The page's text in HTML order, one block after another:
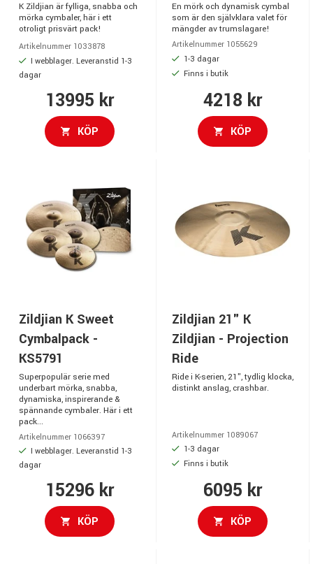
K Zildjian är fylliga, snabba och
mörka cymbaler, här i ett
otroligt prisvärt pack!
Artikelnummer 1033878
I webblager. Leveranstid 1-3
dagar
13995 kr
KÖP
En mörk och dynamisk cymbal
som är den självklara valet för
mängder av trumslagare!
Artikelnummer 1055629
1-3 dagar
Finns i butik
4218 kr
KÖP
Zildjian K Sweet
Cymbalpack -
KS5791
Superpopulär serie med
underbart mörka, snabba,
dynamiska, inspirerande &
spännande cymbaler. Här i ett
pack...
Artikelnummer 1066397
I webblager. Leveranstid 1-3
dagar
15296 kr
KÖP
Zildjian 21" K
Zildjian - Projection
Ride
Ride i K-serien, 21", tydlig klocka,
distinkt anslag, crashbar.
Artikelnummer 1089067
1-3 dagar
Finns i butik
6095 kr
KÖP